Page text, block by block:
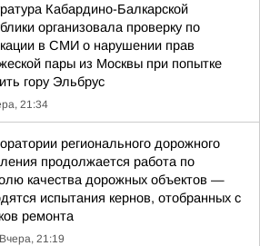
Кабардино-Балкарской
организовала проверку по
в СМИ о нарушении прав
пары из Москвы при попытке
гору Эльбрус
21:34
регионального дорожного
продолжается работа по
качества дорожных объектов —
испытания кернов, отобранных с
ремонта
Вчера, 21:19